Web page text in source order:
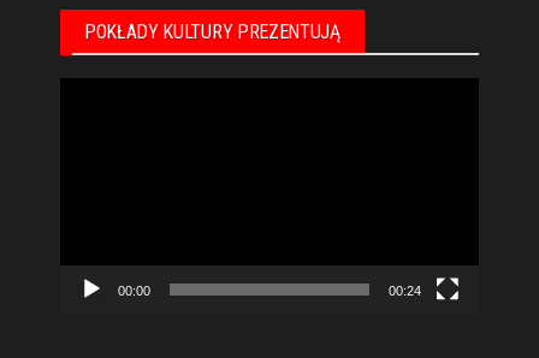
POKŁADY KULTURY PREZENTUJĄ
00:00 00:24